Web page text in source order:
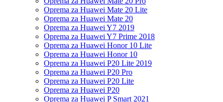
Oprema za Huawei Mate 20 Lite
Oprema za Huawei Mate 20
Oprema za Huawei Y7 2019
Oprema za Huawei Y7 Prime 2018
Oprema za Huawei Honor 10 Lite
Oprema za Huawei Honor 10
Oprema za Huawei P20 Lite 2019
Oprema za Huawei P20 Pro
Oprema za Huawei P20 Lite
Oprema za Huawei P20
Oprema za Huawei P Smart 2021